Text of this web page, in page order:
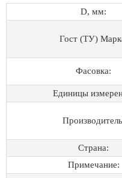
D, мм:
Гост (ТУ)
Фасовка:
Единицы
Страна:
Примечание: